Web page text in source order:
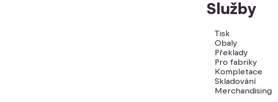
Služby
Tisk
Obaly
Překlady
Pro fabriky
Kompletace
Skladování
Merchandising